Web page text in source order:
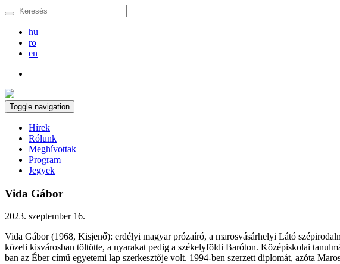
hu
ro
en
Toggle navigation
Hírek
Rólunk
Meghívottak
Program
Jegyek
Vida Gábor
2023. szeptember 16.
Vida Gábor(1968, Kisjenő): erdélyi magyar prózaíró, a marosvásárhelyi Látó
közeli kisvárosban töltötte, a nyarakat pedig a székelyföldi Baróton. Középiskolai
ban az Éber című egyetemi lap szerkesztője volt. 1994-ben szerzett diplomát, azóta